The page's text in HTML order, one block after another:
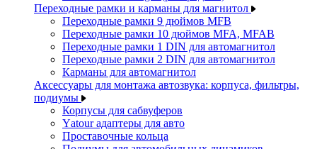
Переходные рамки и карманы для магнитол
Переходные рамки 9 дюймов MFB
Переходные рамки 10 дюймов MFA, MFAB
Переходные рамки 1 DIN для автомагнитол
Переходные рамки 2 DIN для автомагнитол
Карманы для автомагнитол
Аксессуары для монтажа автозвука: корпуса, фильтры,
подиумы
Корпусы для сабвуферов
Yаtour адаптеры для авто
Проставочные кольца